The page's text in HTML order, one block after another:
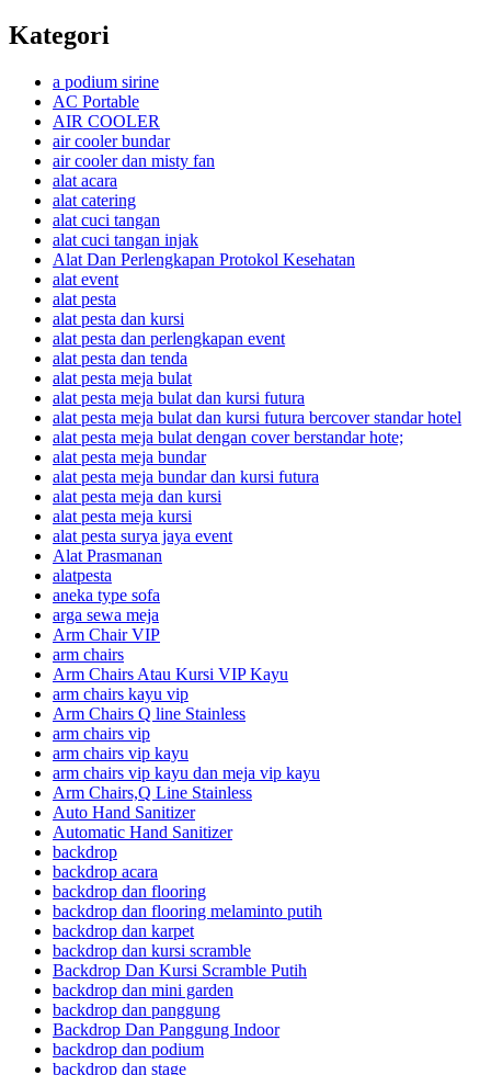
Kategori
a podium sirine
AC Portable
AIR COOLER
air cooler bundar
air cooler dan misty fan
alat acara
alat catering
alat cuci tangan
alat cuci tangan injak
Alat Dan Perlengkapan Protokol Kesehatan
alat event
alat pesta
alat pesta dan kursi
alat pesta dan perlengkapan event
alat pesta dan tenda
alat pesta meja bulat
alat pesta meja bulat dan kursi futura
alat pesta meja bulat dan kursi futura bercover standar hotel
alat pesta meja bulat dengan cover berstandar hote;
alat pesta meja bundar
alat pesta meja bundar dan kursi futura
alat pesta meja dan kursi
alat pesta meja kursi
alat pesta surya jaya event
Alat Prasmanan
alatpesta
aneka type sofa
arga sewa meja
Arm Chair VIP
arm chairs
Arm Chairs Atau Kursi VIP Kayu
arm chairs kayu vip
Arm Chairs Q line Stainless
arm chairs vip
arm chairs vip kayu
arm chairs vip kayu dan meja vip kayu
Arm Chairs,Q Line Stainless
Auto Hand Sanitizer
Automatic Hand Sanitizer
backdrop
backdrop acara
backdrop dan flooring
backdrop dan flooring melaminto putih
backdrop dan karpet
backdrop dan kursi scramble
Backdrop Dan Kursi Scramble Putih
backdrop dan mini garden
backdrop dan panggung
Backdrop Dan Panggung Indoor
backdrop dan podium
backdrop dan stage